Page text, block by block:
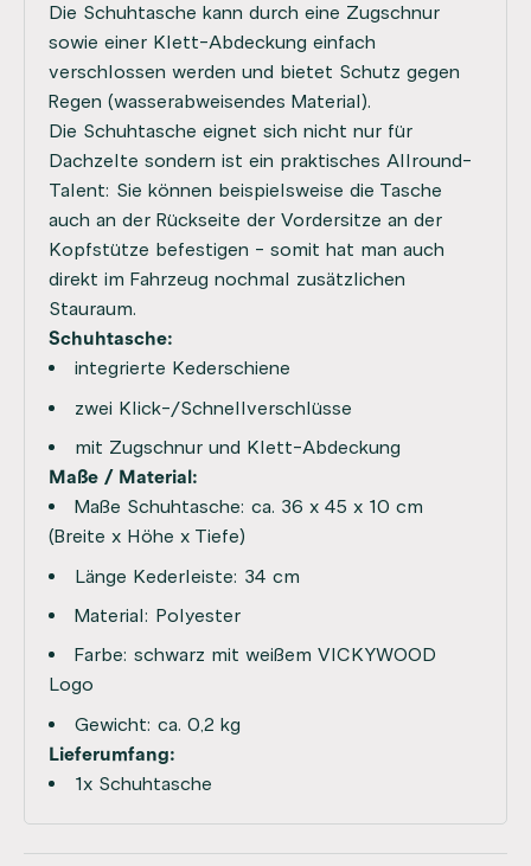
Die Schuhtasche kann durch eine Zugschnur
sowie einer Klett-Abdeckung einfach
verschlossen werden und bietet Schutz gegen
Regen (wasserabweisendes Material).
Die Schuhtasche eignet sich nicht nur für
Dachzelte sondern ist ein praktisches Allround-
Talent: Sie können beispielsweise die Tasche
auch an der Rückseite der Vordersitze an der
Kopfstütze befestigen - somit hat man auch
direkt im Fahrzeug nochmal zusätzlichen
Stauraum.
Schuhtasche:
integrierte Kederschiene
zwei Klick-/Schnellverschlüsse
mit Zugschnur und Klett-Abdeckung
Maße / Material:
Maße Schuhtasche: ca. 36 x 45 x 10 cm
(Breite x Höhe x Tiefe)
Länge Kederleiste: 34 cm
Material: Polyester
Farbe: schwarz mit weißem VICKYWOOD
Logo
Gewicht: ca. 0,2 kg
Lieferumfang:
1x Schuhtasche